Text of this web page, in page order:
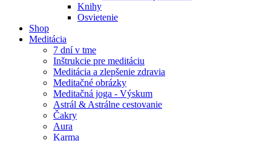
Knihy
Osvietenie
Shop
Meditácia
7 dní v tme
Inštrukcie pre meditáciu
Meditácia a zlepšenie zdravia
Meditačné obrázky
Meditačná joga - Výskum
Astrál & Astrálne cestovanie
Čakry
Aura
Karma